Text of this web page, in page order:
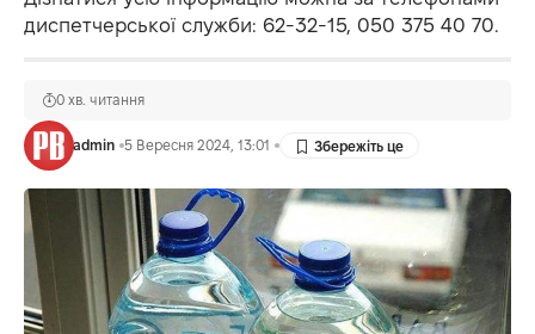
диспетчерської служби: 62-32-15, 050 375 40 70.
admin 5 Вересня 2024, 13:01
0 хв. читання